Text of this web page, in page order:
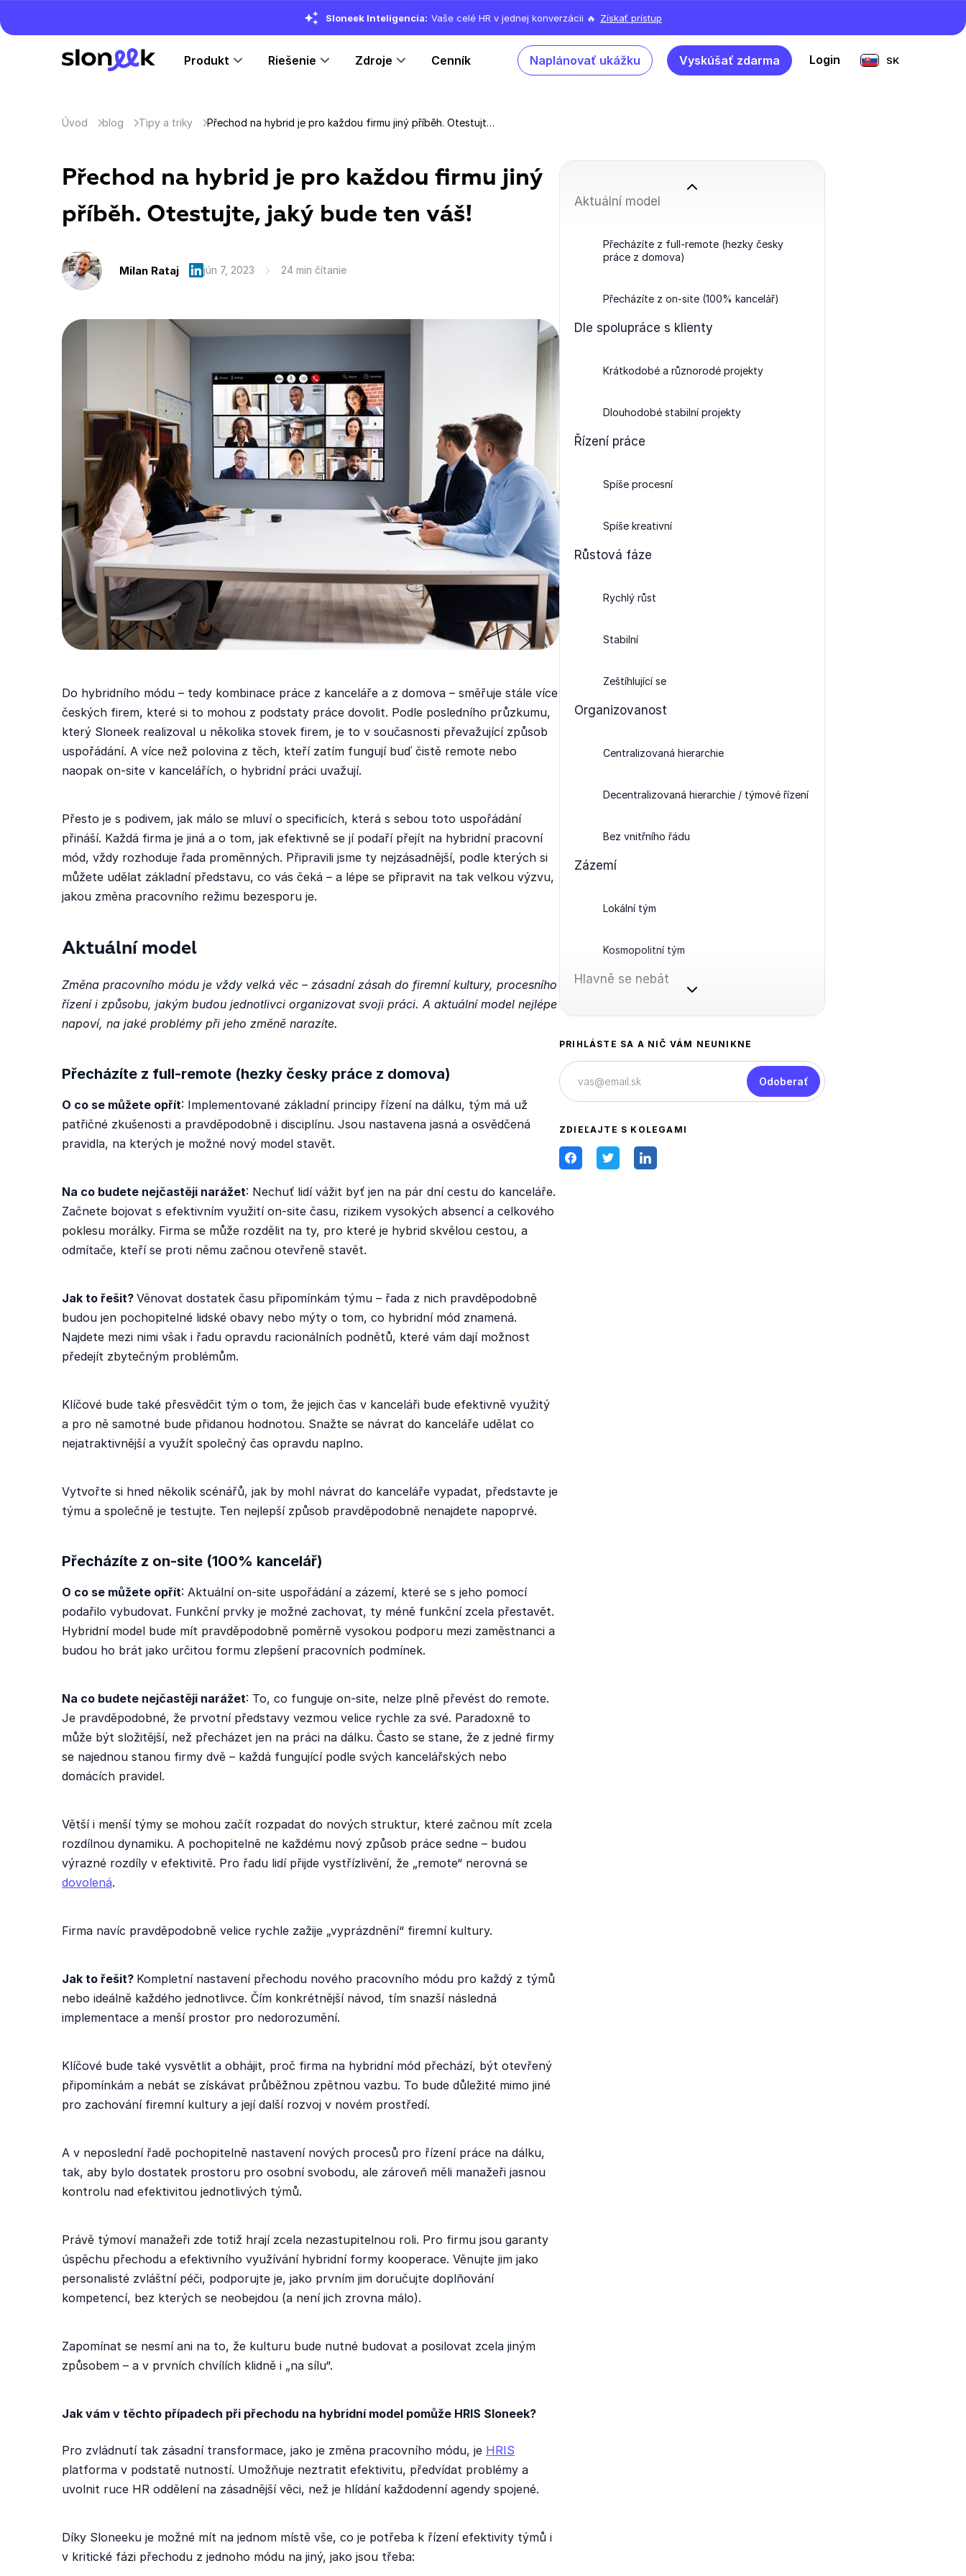
Sloneek Inteligencia: Vaše celé HR v jednej konverzácii 🔥 Získať prístup
Produkt Riešenie Zdroje Cenník Naplánovať ukážku Vyskúšať zdarma Login SK
Úvod blog Tipy a triky Přechod na hybrid je pro každou firmu jiný příběh. Otestujte, jaký bude ten váš!
Přechod na hybrid je pro každou firmu jiný
příběh. Otestujte, jaký bude ten váš!
Milan Rataj jún 7, 2023 24 min čítanie
Do hybridního módu – tedy kombinace práce z kanceláře a z domova – směřuje stále více
českých firem, které si to mohou z podstaty práce dovolit. Podle posledního průzkumu,
který Sloneek realizoval u několika stovek firem, je to v současnosti převažující způsob
uspořádání. A více než polovina z těch, kteří zatím fungují buď čistě remote nebo
naopak on-site v kancelářích, o hybridní práci uvažují.
Přesto je s podivem, jak málo se mluví o specificích, která s sebou toto uspořádání
přináší. Každá firma je jiná a o tom, jak efektivně se jí podaří přejít na hybridní pracovní
mód, vždy rozhoduje řada proměnných. Připravili jsme ty nejzásadnější, podle kterých si
můžete udělat základní představu, co vás čeká – a lépe se připravit na tak velkou výzvu,
jakou změna pracovního režimu bezesporu je.
Aktuální model
Změna pracovního módu je vždy velká věc – zásadní zásah do firemní kultury, procesního
řízení i způsobu, jakým budou jednotlivci organizovat svoji práci. A aktuální model nejlépe
napoví, na jaké problémy při jeho změně narazíte.
Přecházíte z full-remote (hezky česky práce z domova)
O co se můžete opřít: Implementované základní principy řízení na dálku, tým má už
patřičné zkušenosti a pravděpodobně i disciplínu. Jsou nastavena jasná a osvědčená
pravidla, na kterých je možné nový model stavět.
Na co budete nejčastěji narážet: Nechuť lidí vážit byť jen na pár dní cestu do kanceláře.
Začnete bojovat s efektivním využití on-site času, rizikem vysokých absencí a celkového
poklesu morálky. Firma se může rozdělit na ty, pro které je hybrid skvělou cestou, a
odmítače, kteří se proti němu začnou otevřeně stavět.
Jak to řešit? Věnovat dostatek času připomínkám týmu – řada z nich pravděpodobně
budou jen pochopitelné lidské obavy nebo mýty o tom, co hybridní mód znamená.
Najdete mezi nimi však i řadu opravdu racionálních podnětů, které vám dají možnost
předejít zbytečným problémům.
Klíčové bude také přesvědčit tým o tom, že jejich čas v kanceláři bude efektivně využitý
a pro ně samotné bude přidanou hodnotou. Snažte se návrat do kanceláře udělat co
nejatraktivnější a využít společný čas opravdu naplno.
Vytvořte si hned několik scénářů, jak by mohl návrat do kanceláře vypadat, představte je
týmu a společně je testujte. Ten nejlepší způsob pravděpodobně nenajdete napoprvé.
Přecházíte z on-site (100% kancelář)
O co se můžete opřít: Aktuální on-site uspořádání a zázemí, které se s jeho pomocí
podařilo vybudovat. Funkční prvky je možné zachovat, ty méně funkční zcela přestavět.
Hybridní model bude mít pravděpodobně poměrně vysokou podporu mezi zaměstnanci a
budou ho brát jako určitou formu zlepšení pracovních podmínek.
Na co budete nejčastěji narážet: To, co funguje on-site, nelze plně převést do remote.
Je pravděpodobné, že prvotní představy vezmou velice rychle za své. Paradoxně to
může být složitější, než přecházet jen na práci na dálku. Často se stane, že z jedné firmy
se najednou stanou firmy dvě – každá fungující podle svých kancelářských nebo
domácích pravidel.
Větší i menší týmy se mohou začít rozpadat do nových struktur, které začnou mít zcela
rozdílnou dynamiku. A pochopitelně ne každému nový způsob práce sedne – budou
výrazné rozdíly v efektivitě. Pro řadu lidí přijde vystřízlivění, že „remote“ nerovná se
dovolená.
Firma navíc pravděpodobně velice rychle zažije „vyprázdnění“ firemní kultury.
Jak to řešit? Kompletní nastavení přechodu nového pracovního módu pro každý z týmů
nebo ideálně každého jednotlivce. Čím konkrétnější návod, tím snazší následná
implementace a menší prostor pro nedorozumění.
Klíčové bude také vysvětlit a obhájit, proč firma na hybridní mód přechází, být otevřený
připomínkám a nebát se získávat průběžnou zpětnou vazbu. To bude důležité mimo jiné
pro zachování firemní kultury a její další rozvoj v novém prostředí.
A v neposlední řadě pochopitelně nastavení nových procesů pro řízení práce na dálku,
tak, aby bylo dostatek prostoru pro osobní svobodu, ale zároveň měli manažeři jasnou
kontrolu nad efektivitou jednotlivých týmů.
Právě týmoví manažeři zde totiž hrají zcela nezastupitelnou roli. Pro firmu jsou garanty
úspěchu přechodu a efektivního využívání hybridní formy kooperace. Věnujte jim jako
personalisté zvláštní péči, podporujte je, jako prvním jim doručujte doplňování
kompetencí, bez kterých se neobejdou (a není jich zrovna málo).
Zapomínat se nesmí ani na to, že kulturu bude nutné budovat a posilovat zcela jiným
způsobem – a v prvních chvílích klidně i „na sílu“.
Jak vám v těchto případech při přechodu na hybridní model pomůže HRIS Sloneek?
Pro zvládnutí tak zásadní transformace, jako je změna pracovního módu, je HRIS
platforma v podstatě nutností. Umožňuje neztratit efektivitu, předvídat problémy a
uvolnit ruce HR oddělení na zásadnější věci, než je hlídání každodenní agendy spojené.
Díky Sloneeku je možné mít na jednom místě vše, co je potřeba k řízení efektivity týmů i
v kritické fázi přechodu z jednoho módu na jiný, jako jsou třeba:
Aktuální model
Přecházíte z full-remote (hezky česky
práce z domova)
Přecházíte z on-site (100% kancelář)
Dle spolupráce s klienty
Krátkodobé a různorodé projekty
Dlouhodobé stabilní projekty
Řízení práce
Spíše procesní
Spíše kreativní
Růstová fáze
Rychlý růst
Stabilní
Zeštíhlující se
Organizovanost
Centralizovaná hierarchie
Decentralizovaná hierarchie / týmové řízení
Bez vnitřního řádu
Zázemí
Lokální tým
Kosmopolitní tým
Hlavně se nebát
PRIHLÁSTE SA A NIČ VÁM NEUNIKNE
Odoberať
ZDIEĽAJTE S KOLEGAMI